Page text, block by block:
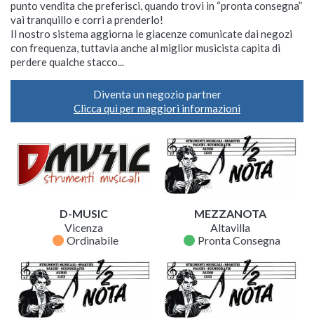
punto vendita che preferisci, quando trovi in “pronta consegna”
vai tranquillo e corri a prenderlo!
Il nostro sistema aggiorna le giacenze comunicate dai negozi
con frequenza, tuttavia anche al miglior musicista capita di
perdere qualche stacco...
Diventa un negozio partner
Clicca qui per maggiori informazioni
D-MUSIC
Vicenza
fiber_manual_record Ordinabile
MEZZANOTA
Altavilla
fiber_manual_record Pronta Consegna